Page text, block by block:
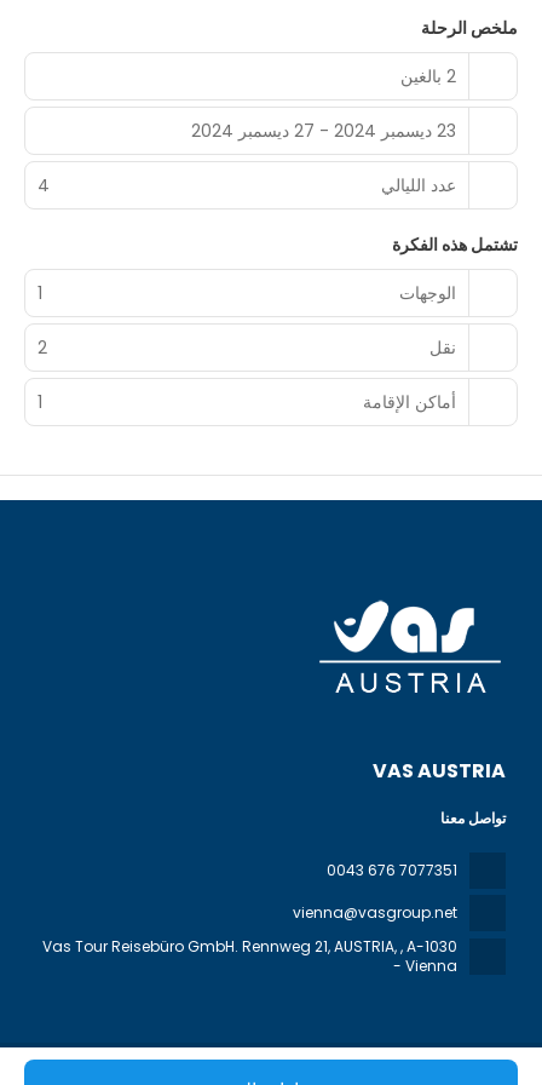
ملخص الرحلة
2 بالغين
23 ديسمبر 2024 - 27 ديسمبر 2024
عدد الليالي 4
تشتمل هذه الفكرة
الوجهات
1
نقل 2
أماكن الإقامة 1
VAS AUSTRIA
تواصل معنا
0043 676 7077351
vienna@vasgroup.net
Vas Tour Reisebüro GmbH. Rennweg 21, AUSTRIA,, A-1030
- Vienna